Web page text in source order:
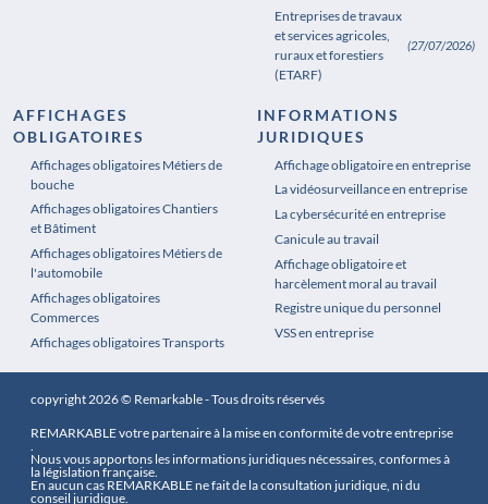
Entreprises de travaux
et services agricoles,
ruraux et forestiers
(ETARF)
(27/07/2026)
AFFICHAGES
OBLIGATOIRES
Affichages obligatoires Métiers de
bouche
Affichages obligatoires Chantiers
et Bâtiment
Affichages obligatoires Métiers de
l'automobile
Affichages obligatoires
Commerces
Affichages obligatoires Transports
Affichages obligatoires Pharmacie
INFORMATIONS
JURIDIQUES
Affichage obligatoire en entreprise
La vidéosurveillance en entreprise
La cybersécurité en entreprise
Canicule au travail
Affichage obligatoire et
harcèlement moral au travail
Registre unique du personnel
VSS en entreprise
copyright 2026 © Remarkable - Tous droits réservés
REMARKABLE votre partenaire à la mise en conformité de votre entreprise
.
Nous vous apportons les informations juridiques nécessaires, conformes à
la législation française.
En aucun cas REMARKABLE ne fait de la consultation juridique, ni du
conseil juridique.